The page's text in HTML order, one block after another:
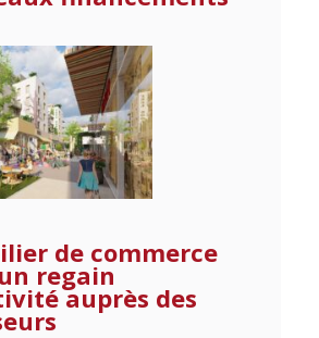
de commerce
regain
auprès des